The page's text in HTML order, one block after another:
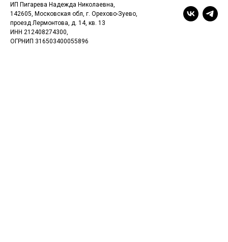
ИП Пигарева Надежда Николаевна,
142605, Московская обл, г. Орехово-Зуево,
проезд Лермонтова, д. 14, кв. 13
ИНН 212408274300,
ОГРНИП 316503400055896